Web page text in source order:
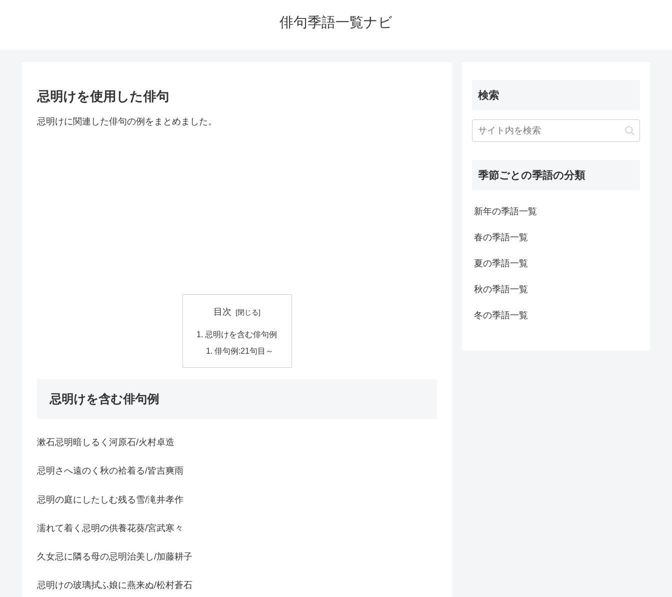
俳句季語一覧ナビ
忌明けを使用した俳句
忌明けに関連した俳句の例をまとめました。
目次
忌明けを含む俳句例
俳句例:21句目～
忌明けを含む俳句例
漱石忌明暗しるく河原石/火村卓造
忌明さへ遠のく秋の袷着る/皆吉爽雨
忌明の庭にしたしむ残る雪/滝井孝作
濡れて着く忌明の供養花葵/宮武寒々
久女忌に隣る母の忌明治美し/加藤耕子
忌明けの玻璃拭ふ娘に燕来ぬ/松村蒼石
検索
季節ごとの季語の分類
新年の季語一覧
春の季語一覧
夏の季語一覧
秋の季語一覧
冬の季語一覧